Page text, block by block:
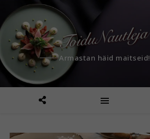
Armastan häid maitseid!